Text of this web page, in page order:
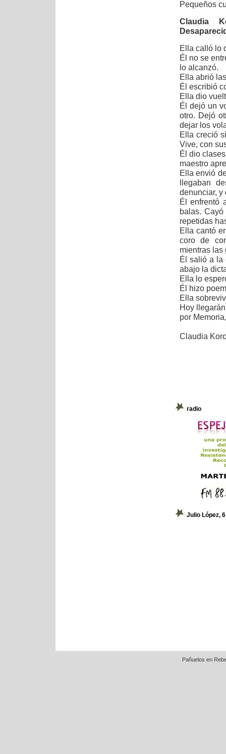
Pequeños
Claudia
Ella calló lo
Él no se
lo alcanzó.
Ella abrió
Él escribió
Ella dio
Él dejó un
otro. Dejó
dejar los
Ella creció
Vive, con
Él dio
maestro
Ella envió
llegaban
denunciar, y
Él enfrentó
balas.
repetidas
Ella cantó
coro de
mientras las
Él salió a la
abajo la
Ella lo
Él hizo
Ella
Hoy
por
Claudia
radio
Julio López,
Pañuelos en